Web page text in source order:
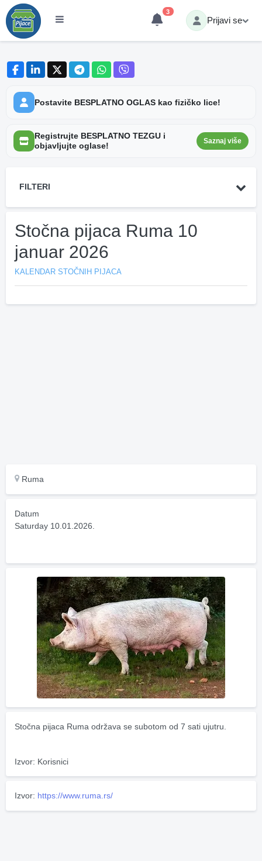
3
Prijavi se
Postavite BESPLATNO OGLAS kao fizičko lice!
Registrujte BESPLATNO TEZGU i
objavljujte oglase!
Saznaj više
FILTERI
Stočna pijaca Ruma 10
januar 2026
KALENDAR STOČNIH PIJACA
Ruma
Datum
Saturday 10.01.2026.
Stočna pijaca Ruma održava se subotom od 7 sati ujutru.
Izvor: Korisnici
Izvor: https://www.ruma.rs/